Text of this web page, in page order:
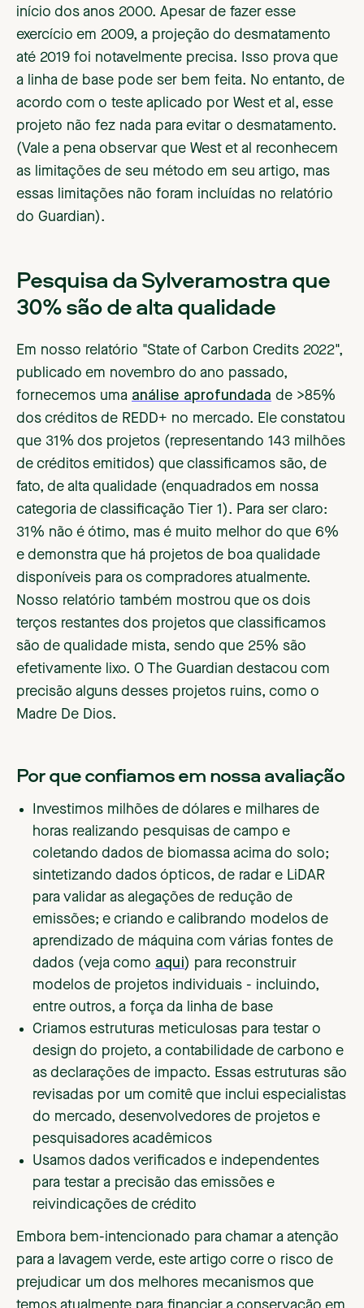
início dos anos 2000. Apesar de fazer esse
exercício em 2009, a projeção do desmatamento
até 2019 foi notavelmente precisa. Isso prova que
a linha de base pode ser bem feita. No entanto, de
acordo com o teste aplicado por West et al, esse
projeto não fez nada para evitar o desmatamento.
(Vale a pena observar que West et al reconhecem
as limitações de seu método em seu artigo, mas
essas limitações não foram incluídas no relatório
do Guardian).
Pesquisa da Sylveramostra que
30% são de alta qualidade
Em nosso relatório "State of Carbon Credits 2022",
publicado em novembro do ano passado,
fornecemos uma análise aprofundada de >85%
dos créditos de REDD+ no mercado. Ele constatou
que 31% dos projetos (representando 143 milhões
de créditos emitidos) que classificamos são, de
fato, de alta qualidade (enquadrados em nossa
categoria de classificação Tier 1). Para ser claro:
31% não é ótimo, mas é muito melhor do que 6%
e demonstra que há projetos de boa qualidade
disponíveis para os compradores atualmente.
Nosso relatório também mostrou que os dois
terços restantes dos projetos que classificamos
são de qualidade mista, sendo que 25% são
efetivamente lixo. O The Guardian destacou com
precisão alguns desses projetos ruins, como o
Madre De Dios.
Por que confiamos em nossa avaliação
Investimos milhões de dólares e milhares de
horas realizando pesquisas de campo e
coletando dados de biomassa acima do solo;
sintetizando dados ópticos, de radar e LiDAR
para validar as alegações de redução de
emissões; e criando e calibrando modelos de
aprendizado de máquina com várias fontes de
dados (veja como aqui) para reconstruir
modelos de projetos individuais - incluindo,
entre outros, a força da linha de base
Criamos estruturas meticulosas para testar o
design do projeto, a contabilidade de carbono e
as declarações de impacto. Essas estruturas são
revisadas por um comitê que inclui especialistas
do mercado, desenvolvedores de projetos e
pesquisadores acadêmicos
Usamos dados verificados e independentes
para testar a precisão das emissões e
reivindicações de crédito
Embora bem-intencionado para chamar a atenção
para a lavagem verde, este artigo corre o risco de
prejudicar um dos melhores mecanismos que